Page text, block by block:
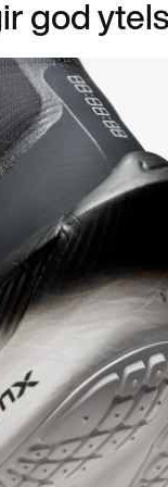
god